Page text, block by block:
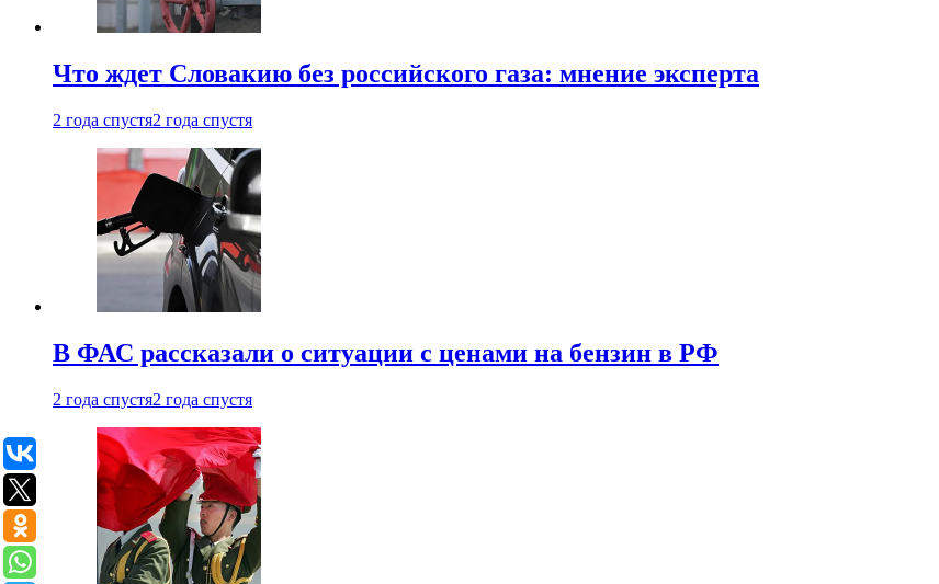
Что ждет Словакию без российского газа: мнение эксперта
2 года спустя2 года спустя
В ФАС рассказали о ситуации с ценами на бензин в РФ
2 года спустя2 года спустя